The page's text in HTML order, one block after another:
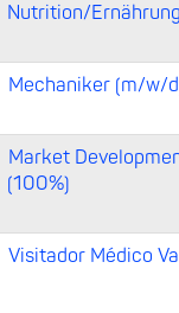
Nutrition/
Mechaniker (m/w/
Market
(100%)
Visitador Médico